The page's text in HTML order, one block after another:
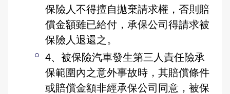
保險人不得擅自拋棄請求權，否則賠
償金額雖已給付，承保公司得請求被
保險人退還之。
4、被保險汽車發生第三人責任險承
保範圍內之意外事故時，其賠償條件
或賠償金額非經承保公司同意，被保